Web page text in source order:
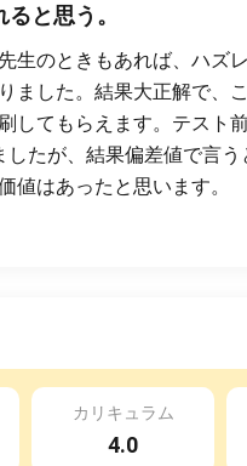
と思う。
のときもあれば、ハズ
ました。結果大正解で、
してもらえます。テスト
たが、結果偏差値で言
値はあったと思います。
カリキュラム
4.0